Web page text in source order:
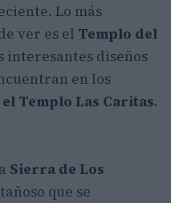
Lo más
ver es el Templo del
interesantes diseños
en los
el Templo Las Caritas.
Sierra de Los
que se